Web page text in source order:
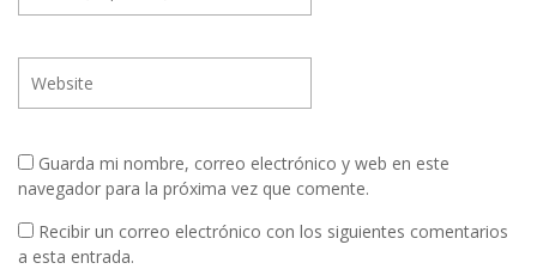
Guarda mi nombre, correo electrónico y web en este
navegador para la próxima vez que comente.
Recibir un correo electrónico con los siguientes comentarios
a esta entrada.